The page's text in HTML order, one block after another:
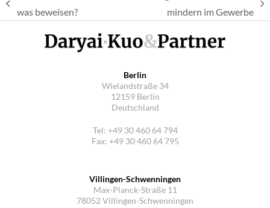
vorheriger
was beweisen?
mindern im Gewerbe
Berlin
Wielandstraße 34
12159 Berlin
Deutschland
Tel: +49 30 460 64 794
Fax: +49 30 460 64 795
Villingen-Schwenningen
Max-Planck-Straße 11
78052 Villingen-Schwenningen